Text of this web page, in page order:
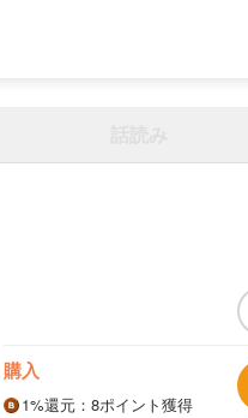
購入
1%還元 ：8ポイント獲得